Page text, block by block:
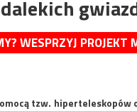
WESPRZYJ PROJEKT
tzw. hiperteleskopów